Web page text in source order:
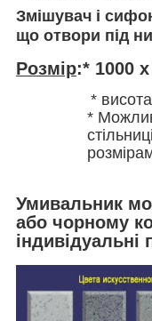
Змішувач і
що отвори під
Розмір:* 1000
*
* Можлива й
розмірам
Умивальник
або чорному
індивідуальні